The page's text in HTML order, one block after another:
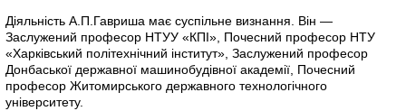
Діяльність А.П.Гавриша має суспільне визнання. Він —
Заслужений професор НТУУ «КПІ», Почесний професор НТУ
«Харківський політехнічний інститут», Заслужений професор
Донбаської державної машинобудівної академії, Почесний
професор Житомирського державного технологічного
університету.